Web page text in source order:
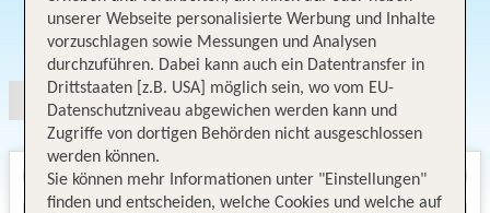
Angebotsauswahl
unserer Webseite personalisierte Werbung und Inhalte
vorzuschlagen sowie Messungen und Analysen
durchzuführen. Dabei kann auch ein Datentransfer in
Drittstaaten [z.B. USA] möglich sein, wo vom EU-
Datenschutzniveau abgewichen werden kann und
Zugriffe von dortigen Behörden nicht ausgeschlossen
werden können.
Sie können mehr Informationen unter "Einstellungen"
finden und entscheiden, welche Cookies und welche auf